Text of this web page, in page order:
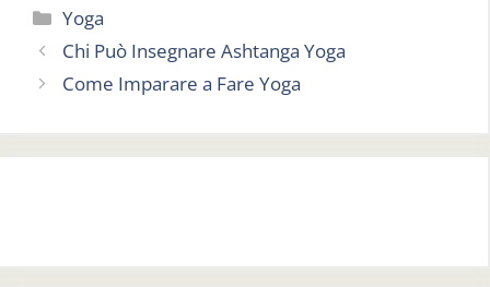
Categorie
Yoga
Chi Può Insegnare Ashtanga Yoga
Come Imparare a Fare Yoga